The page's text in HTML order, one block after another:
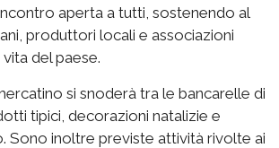
aperta a tutti, sostenendo al
produttori locali e associazioni
del paese.
si snoderà tra le bancarelle di
tipici, decorazioni natalizie e
Sono inoltre previste attività rivolte ai